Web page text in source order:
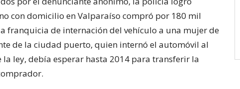
con domicilio en Valparaíso compró por 180 mil
franquicia de internación del vehículo a una mujer de
de la ciudad puerto, quien internó el automóvil al
la ley, debía esperar hasta 2014 para transferir la